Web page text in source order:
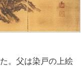
。父は染戸の上絵